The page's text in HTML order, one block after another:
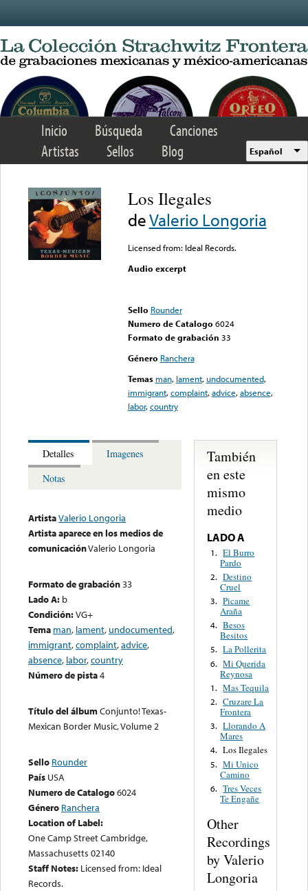
Inicio Búsqueda
Canciones
Artistas
Sellos Blog Español
Los Ilegales
deValerio Longoria
Licensed from: Ideal Records.
Audio excerpt
Sello Rounder
Numero de Catalogo 6024
Formato de grabación 33
Género Ranchera
Temas man, lament,undocumented,
immigrant,complaint,advice,absence,
labor,country
Detalles
Imagenes
Notas
ArtistaValerio Longoria
Artista aparece en los medios de
comunicaciónValerio Longoria
Formato de grabación33
Lado A: b
Condición:VG+
Tema man, lament, undocumented,
immigrant,complaint,advice,
absence, labor,country
Número de pista4
Título del álbumConjunto! Texas-
Mexican Border Music, Volume 2
Sello Rounder
País USA
Numero de Catalogo6024
Género Ranchera
Location of Label:
One Camp Street Cambridge,
Massachusetts 02140
Staff Notes: Licensed from: Ideal
Records.
También
en este
mismo
medio
LADO A
1. El Burro
Pardo
2. Destino
Cruel
3. Picame
Araña
4. Besos
Besitos
5. La Pollerita
6. Mi Querida
Reynosa
1. Mas Tequila
2. Cruzare La
Frontera
3. Llorando A
Mares
4. Los Ilegales
5. Mi Unico
Camino
6. Tres Veces
Te Engañe
Other
Recordings
by Valerio
Longoria